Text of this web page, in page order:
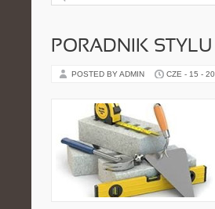
PORADNIK STYLU
POSTED BY ADMIN CZE - 15 -